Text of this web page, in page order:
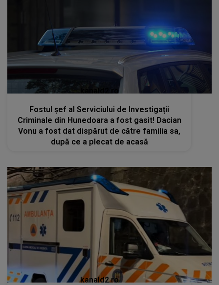
kanald2.ro
Fostul șef al Serviciului de Investigații
Criminale din Hunedoara a fost gasit! Dacian
Vonu a fost dat dispărut de către familia sa,
după ce a plecat de acasă
kanald2.ro